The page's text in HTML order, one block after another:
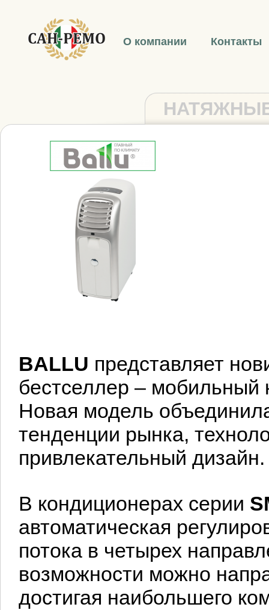
О компании Контакты
BALLU представляет
бестселлер –
Новая модель
тенденции рынка,
привлекательный дизайн.
В кондиционерах серии
автоматическая
потока в четырех
возможности можно
достигая наибольшего